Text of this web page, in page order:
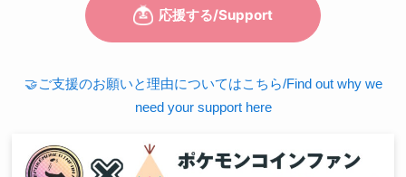
🤝ご支援のお願いと理由についてはこちら/Find out why we
need your support here